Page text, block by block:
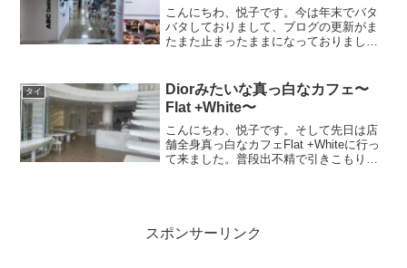
こんにちわ、悦子です。今は年末でバタ
バタしておりまして、ブログの更新がま
たまた止まったままになっておりました
書こうと思います。実は私はるか昔、そ
う10...
タイ
Diorみたいな真っ白なカフェ〜
Flat +White〜
こんにちわ、悦子です。そして先日は店
舗全身真っ白なカフェFlat +Whiteに行っ
て来ました。普段出不精で引きこもりが
スポンサーリンク